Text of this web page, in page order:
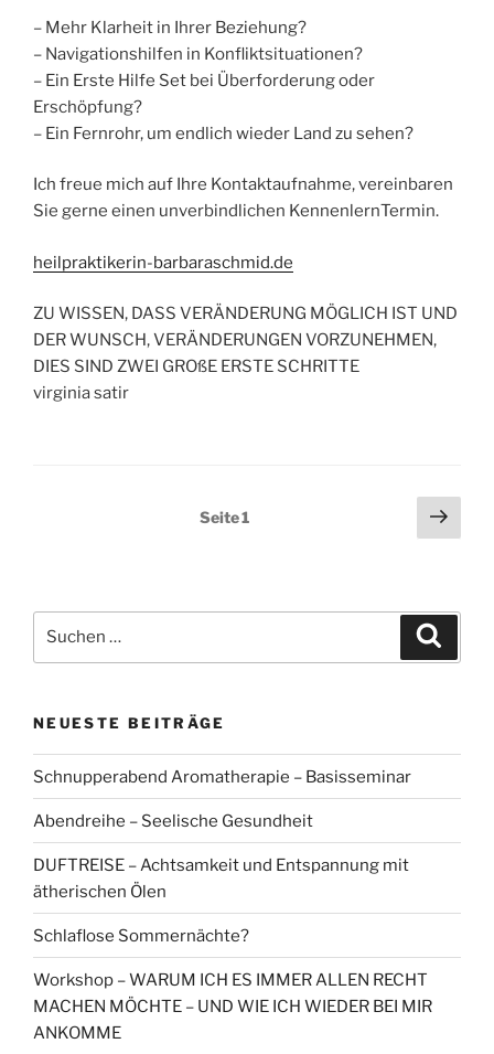
– Mehr Klarheit in Ihrer Beziehung?
– Navigationshilfen in Konfliktsituationen?
– Ein Erste Hilfe Set bei Überforderung oder
Erschöpfung?
– Ein Fernrohr, um endlich wieder Land zu sehen?
Ich freue mich auf Ihre Kontaktaufnahme, vereinbaren
Sie gerne einen unverbindlichen KennenlernTermin.
heilpraktikerin-barbaraschmid.de
ZU WISSEN, DASS VERÄNDERUNG MÖGLICH IST UND
DER WUNSCH, VERÄNDERUNGEN VORZUNEHMEN,
DIES SIND ZWEI GROßE ERSTE SCHRITTE
virginia satir
Seitennummerierung
Seite1
nach:
NEUESTE BEITRÄGE
Schnupperabend Aromatherapie – Basisseminar
Abendreihe – Seelische Gesundheit
DUFTREISE – Achtsamkeit und Entspannung mit
ätherischen Ölen
Schlaflose Sommernächte?
Workshop – WARUM ICH ES IMMER ALLEN RECHT
MACHEN MÖCHTE – UND WIE ICH WIEDER BEI MIR
ANKOMME